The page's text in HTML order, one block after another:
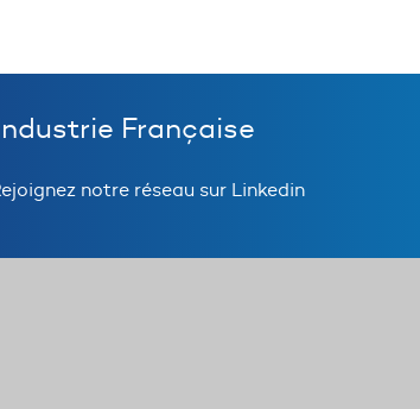
Française
notre réseau sur Linkedin